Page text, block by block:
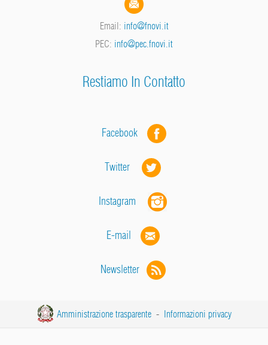
Email: info@fnovi.it
PEC: info@pec.fnovi.it
Restiamo In Contatto
Facebook
Twitter
Instagram
E-mail
Newsletter
Amministrazione trasparente - Informazioni privacy